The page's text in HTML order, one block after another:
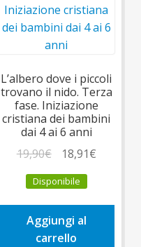
L’albero dove i piccoli
trovano il nido. Terza
fase. Iniziazione
cristiana dei bambini
dai 4 ai 6 anni
19,90€
prezzo
originale
era:
19,90€.
18,91€Il
è:
Disponibile
Aggiungi al
carrello